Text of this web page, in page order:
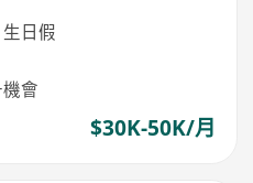
日假
會
$30K-50K/月